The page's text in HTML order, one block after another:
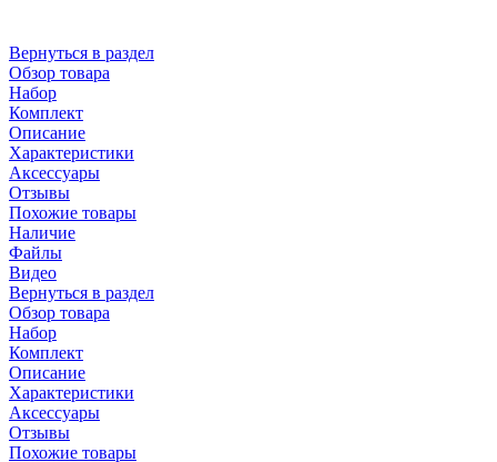
Вернуться в раздел
Обзор товара
Набор
Комплект
Описание
Характеристики
Аксессуары
Отзывы
Похожие товары
Наличие
Файлы
Видео
Вернуться в раздел
Обзор товара
Набор
Комплект
Описание
Характеристики
Аксессуары
Отзывы
Похожие товары